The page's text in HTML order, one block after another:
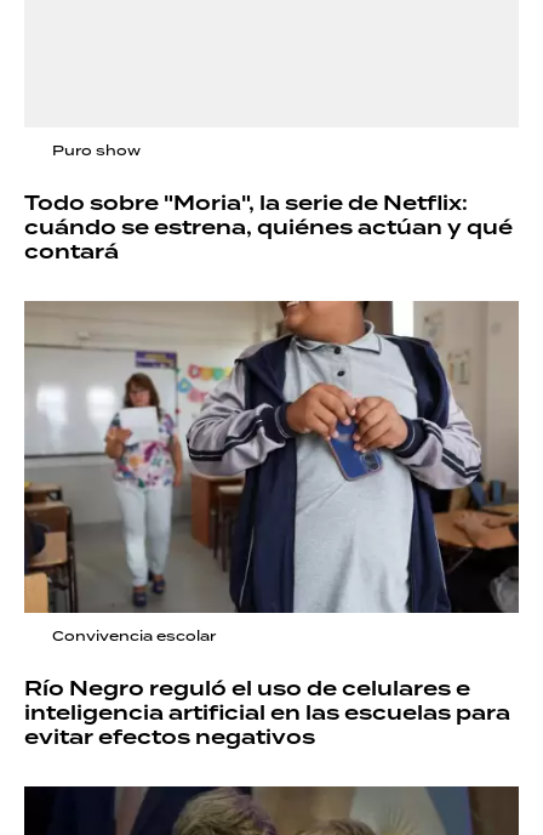
Puro show
Todo sobre "Moria", la serie de Netflix:
cuándo se estrena, quiénes actúan y qué
contará
Convivencia escolar
Río Negro reguló el uso de celulares e
inteligencia artificial en las escuelas para
evitar efectos negativos